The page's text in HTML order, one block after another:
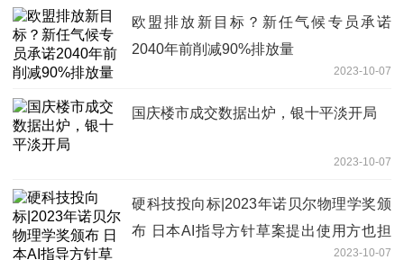
欧盟排放新目标？新任气候专员承诺
2040年前削减90%排放量
2023-10-07
国庆楼市成交数据出炉，银十平淡开局
2023-10-07
硬科技投向标|2023年诺贝尔物理学奖颁
布 日本AI指导方针草案提出使用方也担
2023-10-07